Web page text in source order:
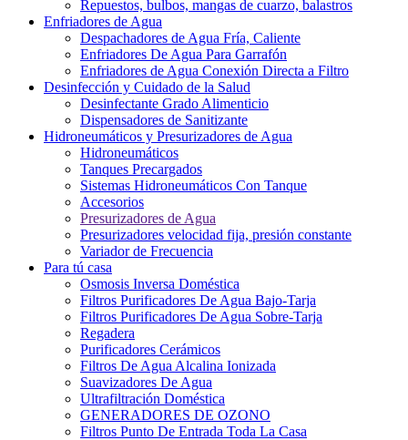
Repuestos, bulbos, mangas de cuarzo, balastros
Enfriadores de Agua
Despachadores de Agua Fría, Caliente
Enfriadores De Agua Para Garrafón
Enfriadores de Agua Conexión Directa a Filtro
Desinfección y Cuidado de la Salud
Desinfectante Grado Alimenticio
Dispensadores de Sanitizante
Hidroneumáticos y Presurizadores de Agua
Hidroneumáticos
Tanques Precargados
Sistemas Hidroneumáticos Con Tanque
Accesorios
Presurizadores de Agua
Presurizadores velocidad fija, presión constante
Variador de Frecuencia
Para tú casa
Osmosis Inversa Doméstica
Filtros Purificadores De Agua Bajo-Tarja
Filtros Purificadores De Agua Sobre-Tarja
Regadera
Purificadores Cerámicos
Filtros De Agua Alcalina Ionizada
Suavizadores De Agua
Ultrafiltración Doméstica
GENERADORES DE OZONO
Filtros Punto De Entrada Toda La Casa